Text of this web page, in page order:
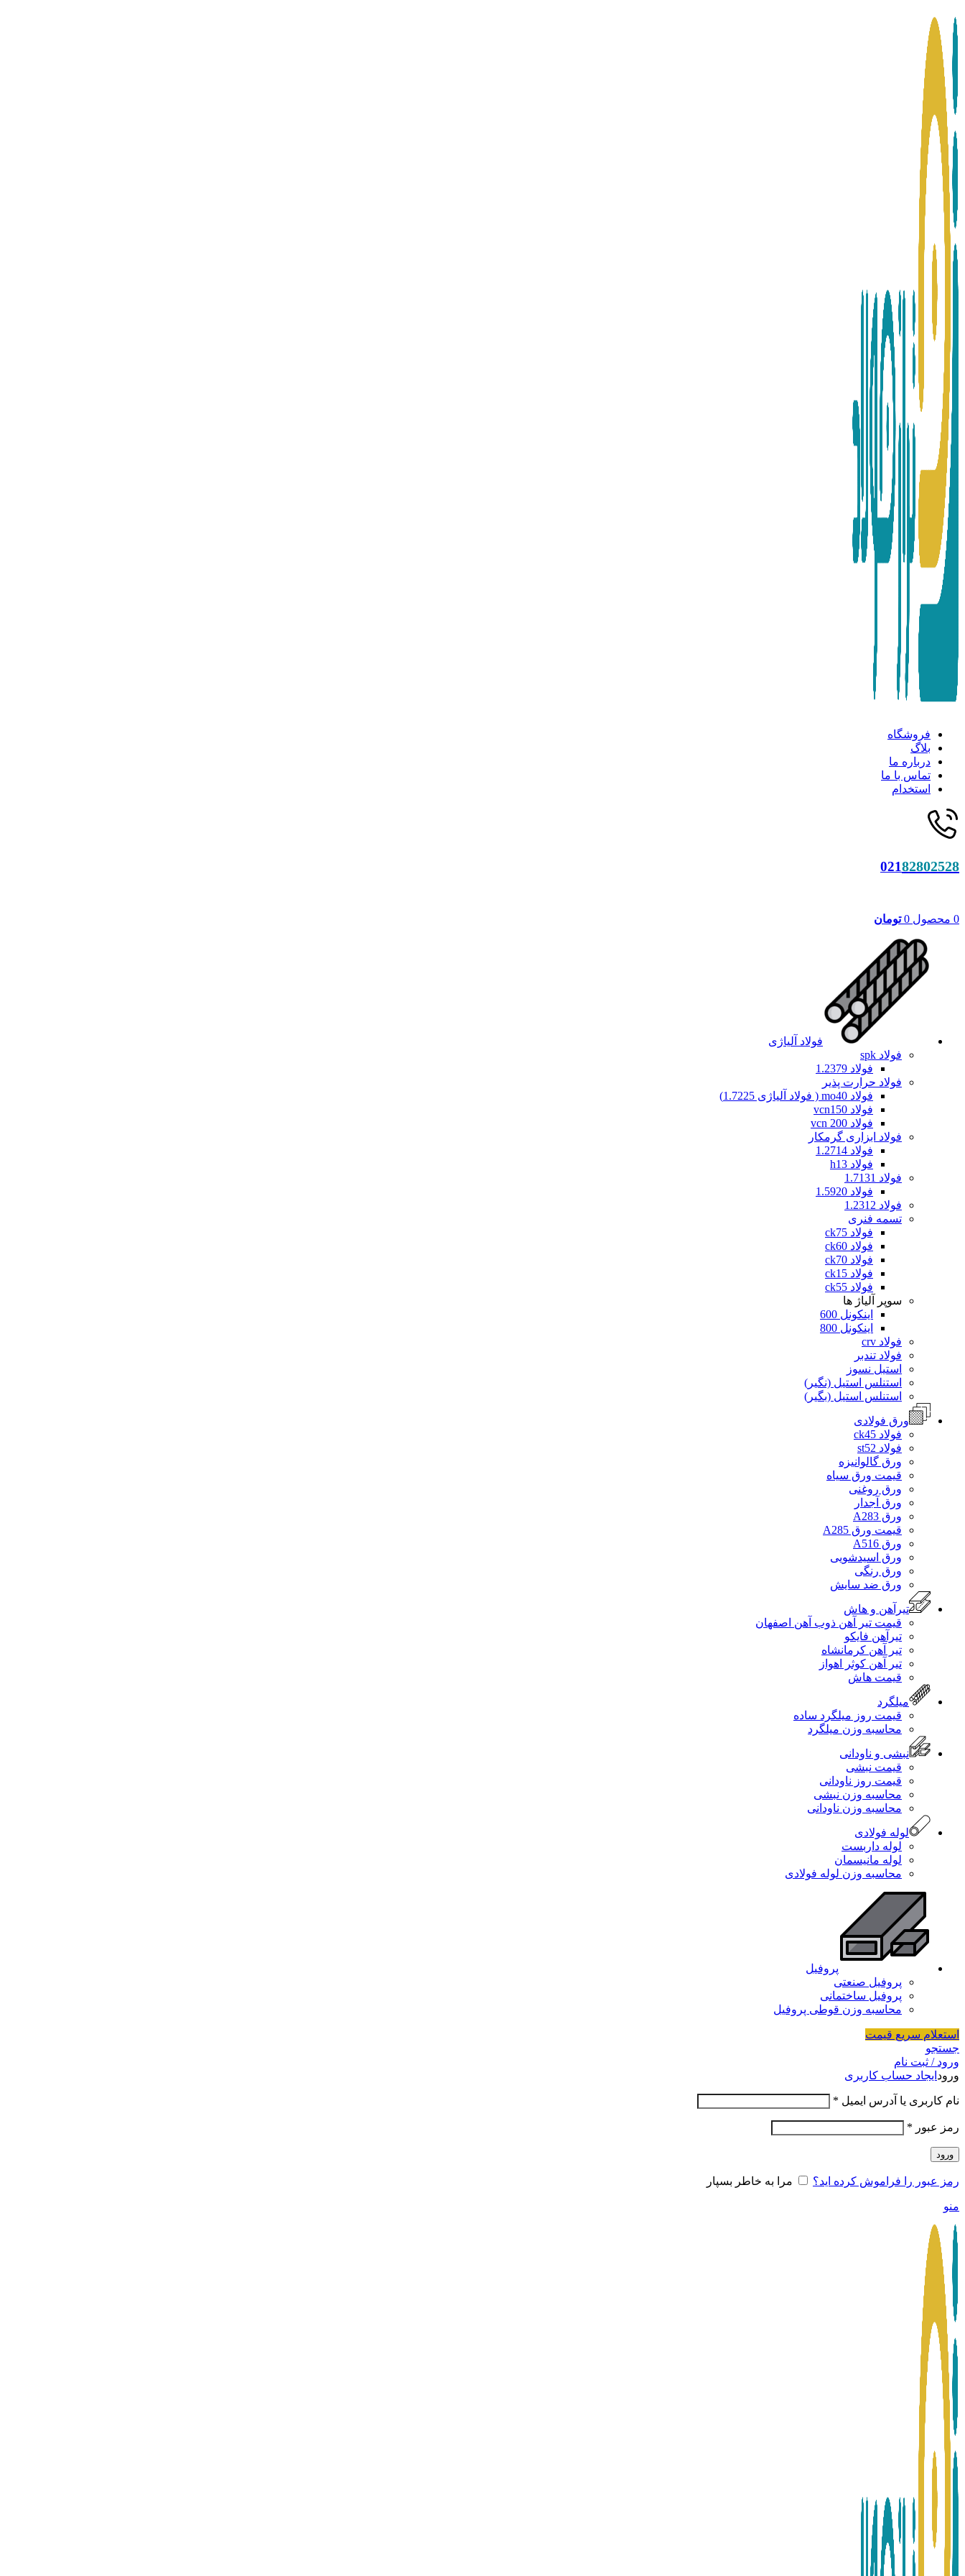
فروشگاه
بلاگ
درباره ما
تماس با ما
استخدام
02182802528
0 محصول 0 تومان
فولاد آلیاژی
فولاد spk
فولاد 1.2379
فولاد حرارت پذیر
فولاد mo40 ( فولاد آلیاژی 1.7225)
فولاد vcn150
فولاد vcn 200
فولاد ابزاری گرمکار
فولاد 1.2714
فولاد h13
فولاد 1.7131
فولاد 1.5920
فولاد 1.2312
تسمه فنری
فولاد ck75
فولاد ck60
فولاد ck70
فولاد ck15
فولاد ck55
سوپر آلیاژ ها
اینکونل 600
اینکونل 800
فولاد crv
فولاد تندبر
استیل نسوز
استنلس استیل (نگیر)
استنلس استیل (بگیر)
ورق فولادی
فولاد ck45
فولاد st52
ورق گالوانیزه
قیمت ورق سیاه
ورق روغنی
ورق آجدار
ورق A283
قیمت ورق A285
ورق A516
ورق اسیدشویی
ورق رنگی
ورق ضد سایش
تیرآهن و هاش
قیمت تیر آهن ذوب آهن اصفهان
تیرآهن فایکو
تیر آهن کرمانشاه
تیر آهن کوثر اهواز
قیمت هاش
میلگرد
قیمت روز میلگرد ساده
محاسبه وزن میلگرد
نبشی و ناودانی
قیمت نبشی
قیمت روز ناودانی
محاسبه وزن نبشی
محاسبه وزن ناودانی
لوله فولادی
لوله داربست
لوله مانیسمان
محاسبه وزن لوله فولادی
پروفیل
پروفیل صنعتی
پروفیل ساختمانی
محاسبه وزن قوطی پروفیل
استعلام سریع قیمت
جستجو
ورود / ثبت نام
ورود ایجاد حساب کاربری
نام کاربری یا آدرس ایمیل *
رمز عبور *
ورود
رمز عبور را فراموش کرده اید؟ مرا به خاطر بسپار
منو